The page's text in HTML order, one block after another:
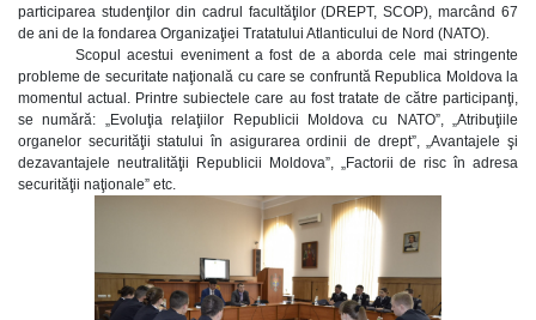
participarea studenţilor din cadrul facultăţilor (DREPT, SCOP), marcând 67
de ani de la fondarea Organizaţiei Tratatului Atlanticului de Nord (NATO).
Scopul acestui eveniment a fost de a aborda cele mai stringente
probleme de securitate naţională cu care se confruntă Republica Moldova la
momentul actual. Printre subiectele care au fost tratate de către participanţi,
se numără: „Evoluţia relaţiilor Republicii Moldova cu NATO”, „Atribuţiile
organelor securităţii statului în asigurarea ordinii de drept”, „Avantajele şi
dezavantajele neutralităţii Republicii Moldova”, „Factorii de risc în adresa
securităţii naţionale” etc.